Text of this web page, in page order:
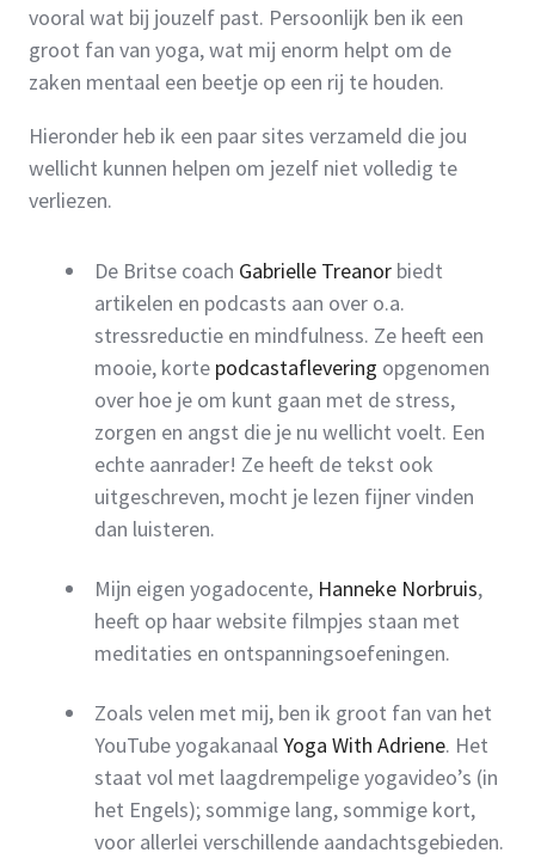
vooral wat bij jouzelf past. Persoonlijk ben ik een
groot fan van yoga, wat mij enorm helpt om de
zaken mentaal een beetje op een rij te houden.
Hieronder heb ik een paar sites verzameld die jou
wellicht kunnen helpen om jezelf niet volledig te
verliezen.
De Britse coach Gabrielle Treanor biedt
artikelen en podcasts aan over o.a.
stressreductie en mindfulness. Ze heeft een
mooie, korte podcastaflevering opgenomen
over hoe je om kunt gaan met de stress,
zorgen en angst die je nu wellicht voelt. Een
echte aanrader! Ze heeft de tekst ook
uitgeschreven, mocht je lezen fijner vinden
dan luisteren.
Mijn eigen yogadocente, Hanneke Norbruis,
heeft op haar website filmpjes staan met
meditaties en ontspanningsoefeningen.
Zoals velen met mij, ben ik groot fan van het
YouTube yogakanaalYoga With Adriene. Het
staat vol met laagdrempelige yogavideo’s (in
het Engels); sommige lang, sommige kort,
voor allerlei verschillende aandachtsgebieden.